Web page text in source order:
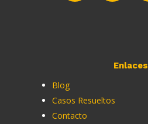
Enlaces
Blog
Casos Resueltos
Contacto